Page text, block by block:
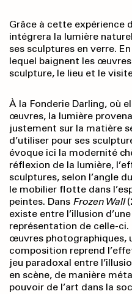
Grâce à cette expérience
intégrera la lumière
ses sculptures en verre.
lequel baignent les
sculpture, le lieu et le
À la Fonderie Darling, où
œuvres, la lumière
justement sur la matière
d’utiliser pour ses
évoque ici la modernité
réflexion de la lumière,
sculptures, selon l’angle
le mobilier flotte dans
peintes. Dans Frozen Wall
existe entre l’illusion
représentation de celle-
œuvres photographiques,
composition reprend
jeu paradoxal entre
en scène, de manière
pouvoir de l’art dans la